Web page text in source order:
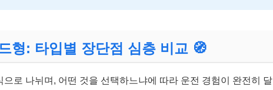
형: 타입별 장단점 심층 비교 🧭
로 나뉘며, 어떤 것을 선택하느냐에 따라 운전 경험이 완전히 달